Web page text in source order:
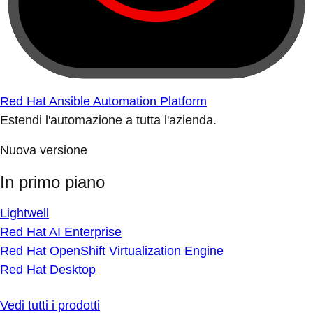
Red Hat Ansible Automation Platform
Estendi l'automazione a tutta l'azienda.
Nuova versione
In primo piano
Lightwell
Red Hat AI Enterprise
Red Hat OpenShift Virtualization Engine
Red Hat Desktop
Vedi tutti i prodotti